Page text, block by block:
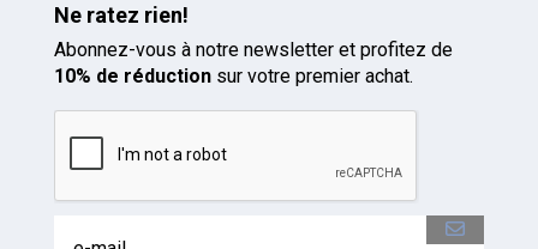
Ne ratez rien!
Abonnez-vous à notre newsletter et profitez de
10% de réductionsur votre premier achat.